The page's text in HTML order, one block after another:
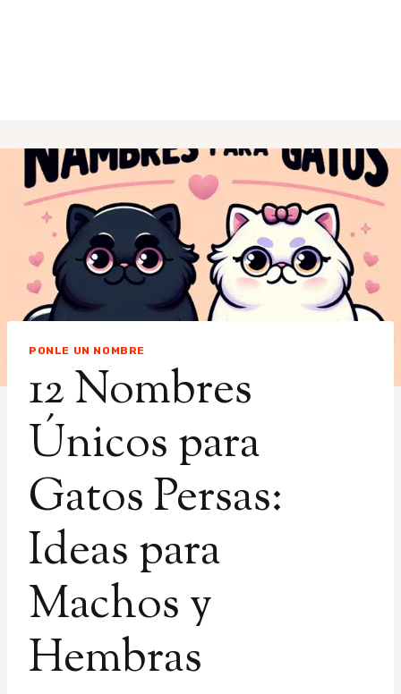
PONLE UN NOMBRE
12 Nombres
Únicos para
Gatos Persas:
Ideas para
Machos y
Hembras